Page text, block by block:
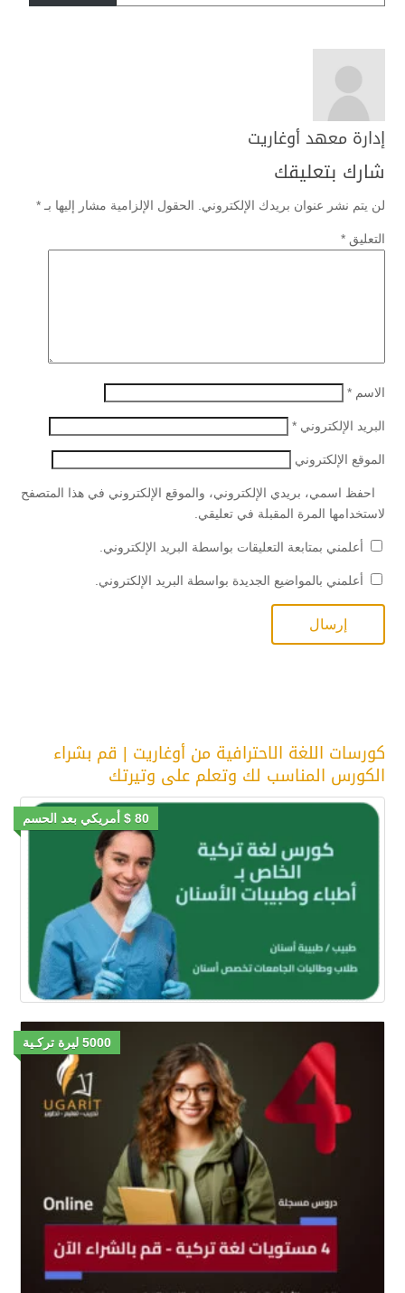
إدارة معهد أوغاريت
شارك بتعليقك
لن يتم نشر عنوان بريدك الإلكتروني. الحقول الإلزامية مشار إليها بـ *
التعليق *
الاسم *
البريد الإلكتروني *
الموقع الإلكتروني
احفظ اسمي، بريدي الإلكتروني، والموقع الإلكتروني في هذا المتصفح
لاستخدامها المرة المقبلة في تعليقي.
أعلمني بمتابعة التعليقات بواسطة البريد الإلكتروني.
أعلمني بالمواضيع الجديدة بواسطة البريد الإلكتروني.
كورسات اللغة الاحترافية من أوغاريت | قم بشراء
الكورس المناسب لك وتعلم على وتيرتك
80 $ أمريكي بعد الحسم
5000 ليرة تركـية